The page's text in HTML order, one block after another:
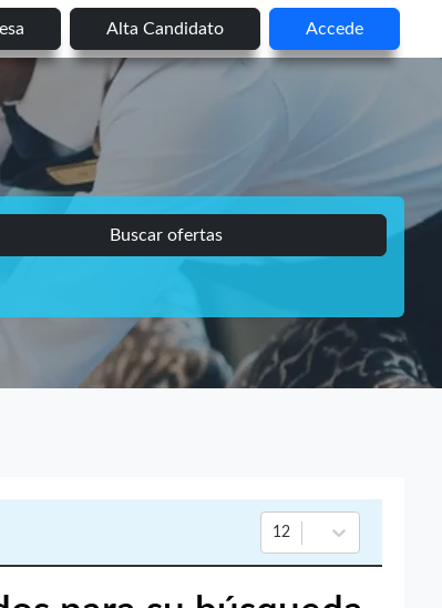
Alta Candidato Accede
Buscar ofertas
12